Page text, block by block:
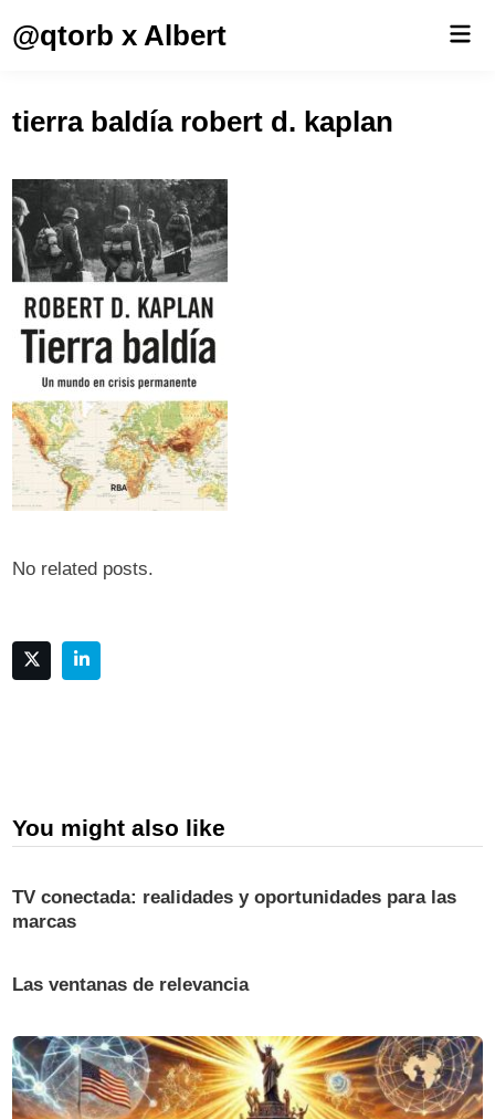
@qtorb x Albert
tierra baldía robert d. kaplan
No related posts.
You might also like
TV conectada: realidades y oportunidades para las
marcas
Las ventanas de relevancia